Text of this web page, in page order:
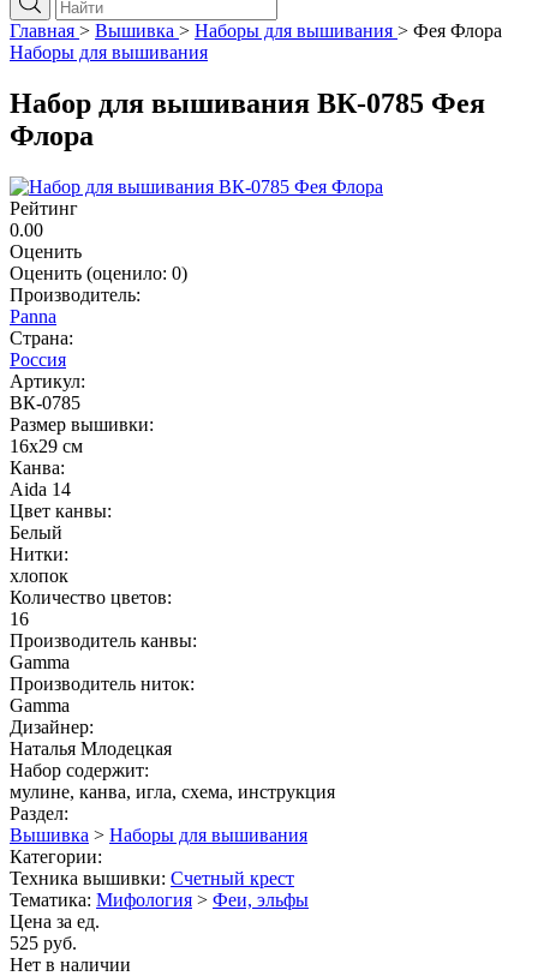
Главная > Вышивка > Наборы для вышивания > Фея Флора
Наборы для вышивания
Набор для вышивания ВК-0785 Фея
Флора
Рейтинг
0.00
Оценить
Оценить (оценило: 0)
Производитель:
Panna
Страна:
Россия
Артикул:
ВК-0785
Размер вышивки:
16x29 см
Канва:
Aida 14
Цвет канвы:
Белый
Нитки:
хлопок
Количество цветов:
16
Производитель канвы:
Gamma
Производитель ниток:
Gamma
Дизайнер:
Наталья Млодецкая
Набор содержит:
мулине, канва, игла, схема, инструкция
Раздел:
Вышивка > Наборы для вышивания
Категории:
Техника вышивки: Счетный крест
Тематика: Мифология > Феи, эльфы
Цена за ед.
525 руб.
Нет в наличии